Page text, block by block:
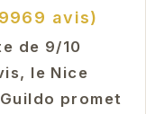
avis)
de 9/10
le Nice
promet